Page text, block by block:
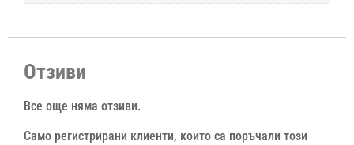
Отзиви
Все още няма отзиви.
Само регистрирани клиенти, които са поръчали този